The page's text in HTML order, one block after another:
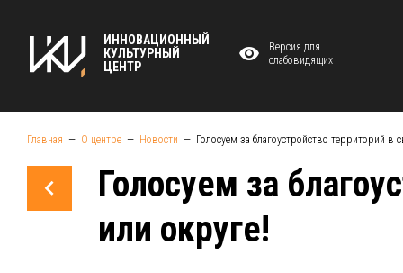
ИННОВАЦИОННЫЙ
КУЛЬТУРНЫЙ
ЦЕНТР
Версия для
слабовидящих
Главная О центре Новости Голосуем за благоустройство территорий
Голосуем за
или округе!